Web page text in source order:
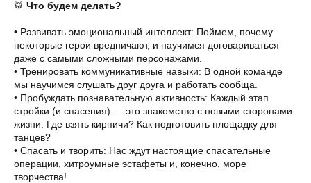
🥁 Что будем делать?
• Развивать эмоциональный интеллект: Поймем, почему
некоторые герои вредничают, и научимся договариваться
даже с самыми сложными персонажами.
• Тренировать коммуникативные навыки: В одной команде
мы научимся слушать друг друга и работать сообща.
• Пробуждать познавательную активность: Каждый этап
стройки (и спасения) — это знакомство с новыми сторонами
жизни. Где взять кирпичи? Как подготовить площадку для
танцев?
• Спасать и творить: Нас ждут настоящие спасательные
операции, хитроумные эстафеты и, конечно, море
творчества!